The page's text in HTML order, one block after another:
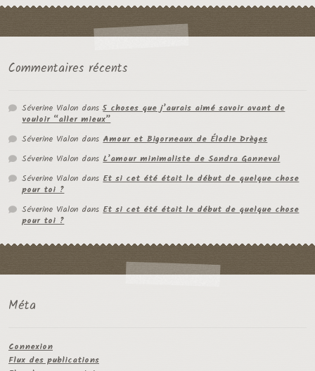
Commentaires récents
Séverine Vialon dans5 choses que j’aurais aimé savoir avant de
vouloir “aller mieux”
Séverine Vialon dans Amour et Bigorneaux de Élodie Drèges
Séverine Vialon dans L’amour minimaliste de Sandra Ganneval
Séverine Vialon dans Et si cet été était le début de quelque chose
pour toi ?
Séverine Vialon dans Et si cet été était le début de quelque chose
pour toi ?
Méta
Connexion
Flux des publications